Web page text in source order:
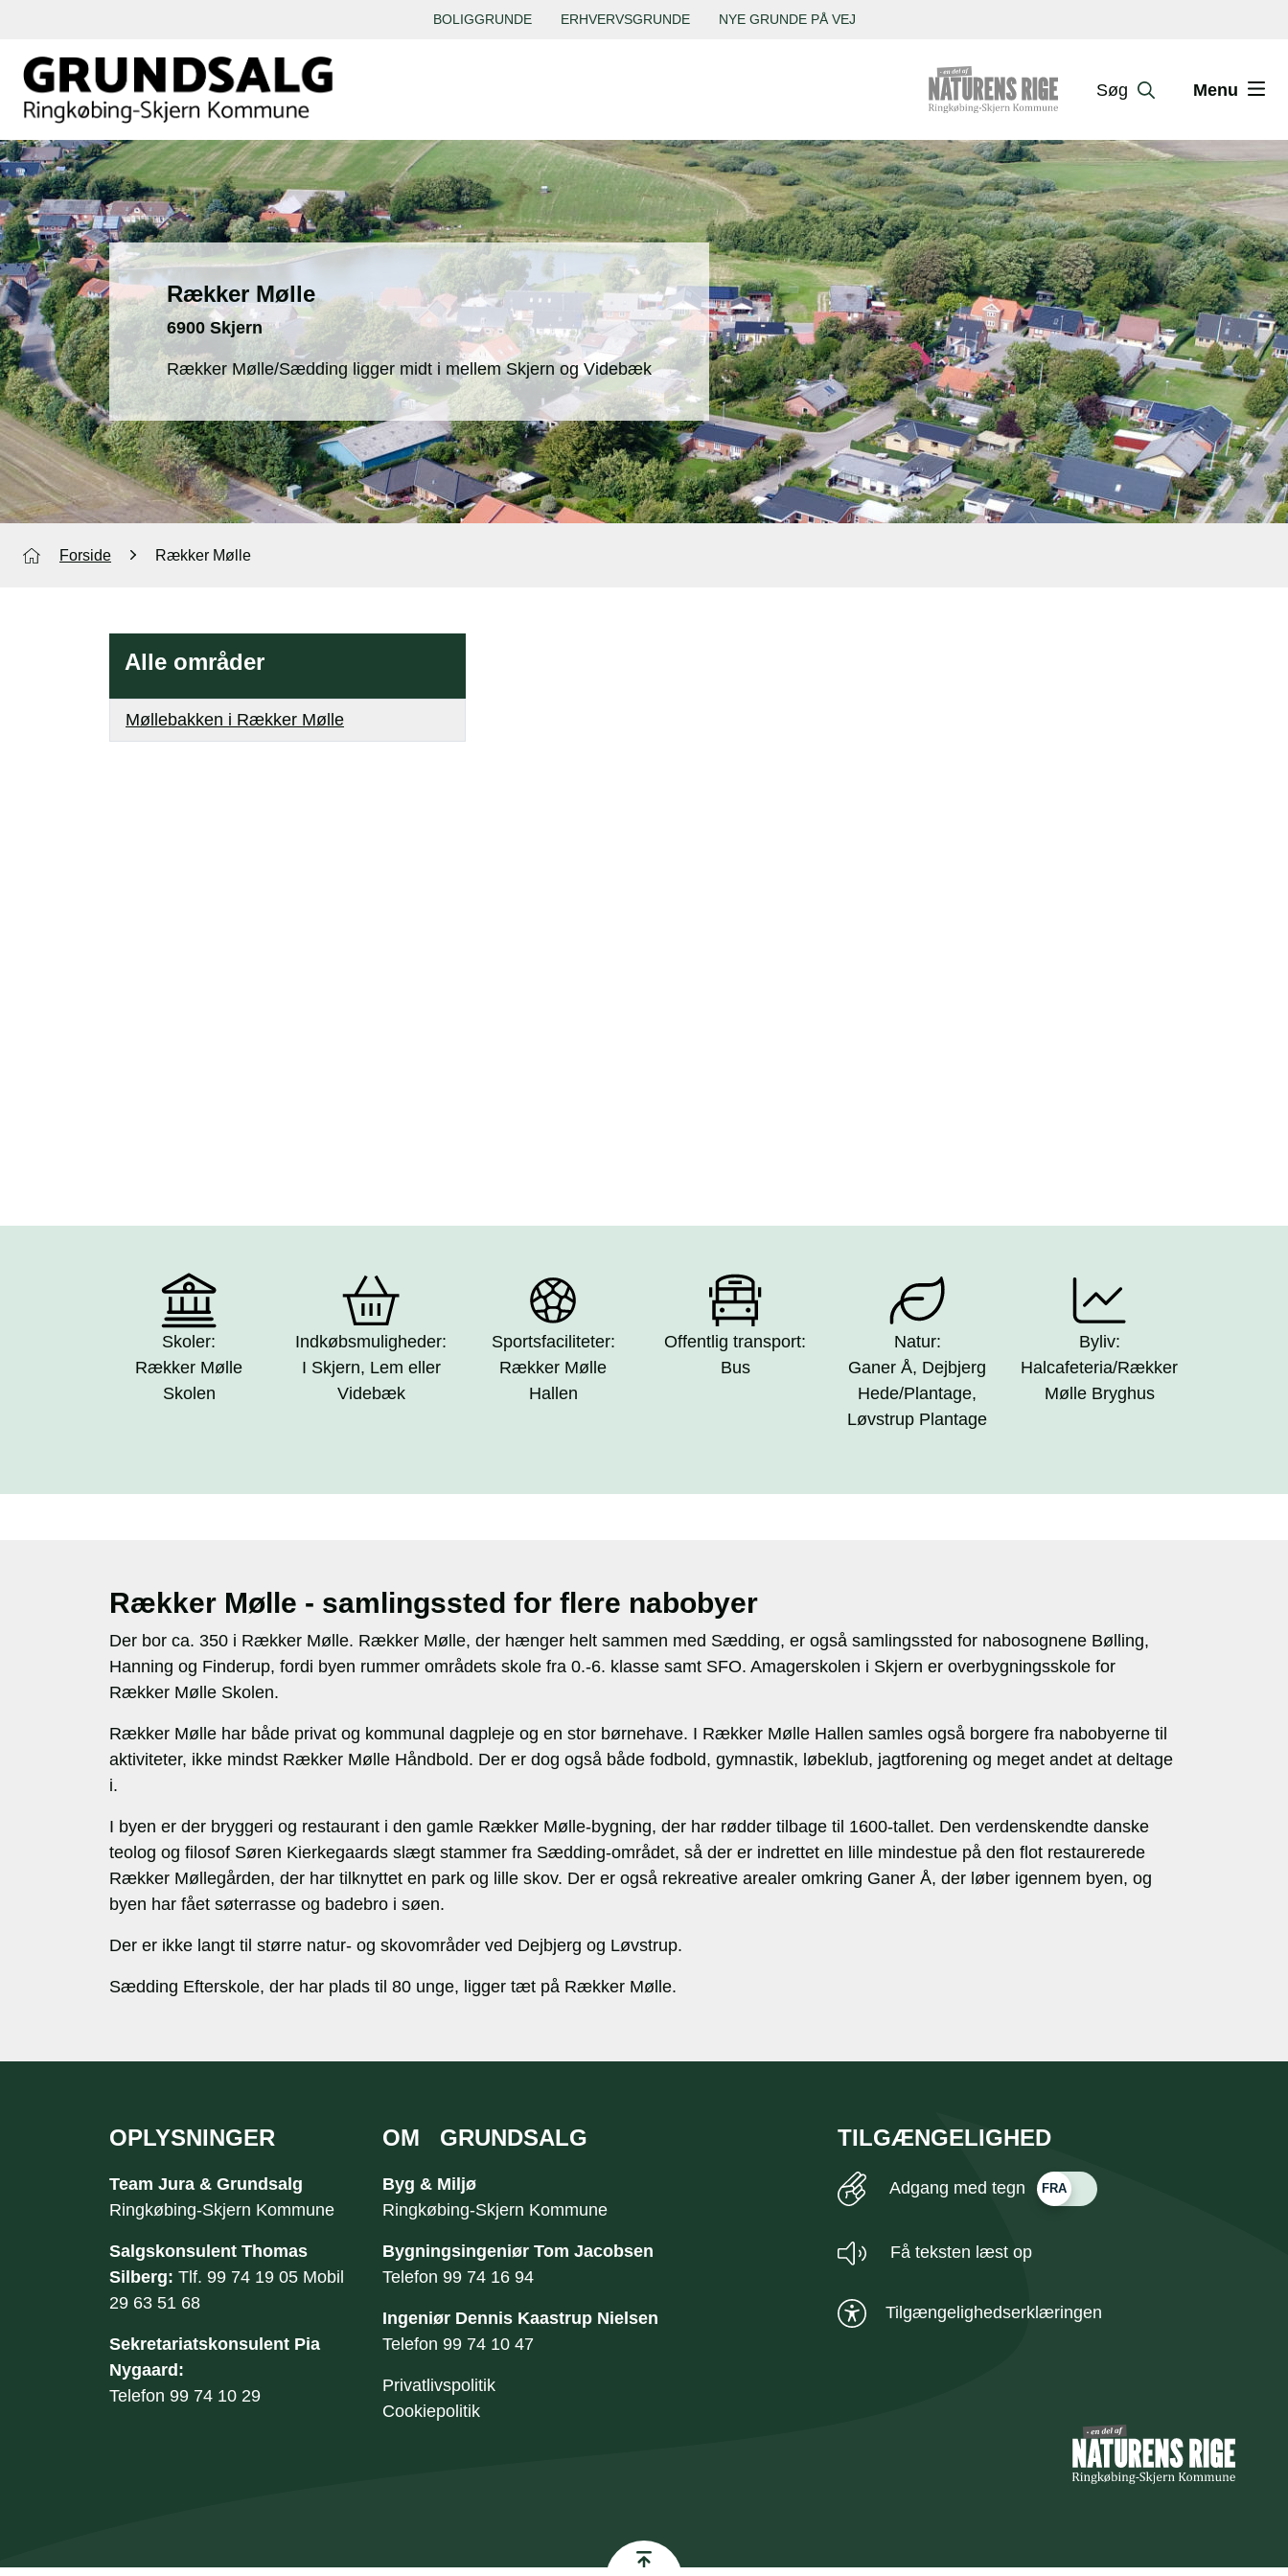
BOLIGGRUNDE ERHVERVSGRUNDE NYE GRUNDE PÅ VEJ
Søg Menu
Rækker Mølle
6900 Skjern
Rækker Mølle/Sædding ligger midt i mellem Skjern og Videbæk
Forside Rækker Mølle
Alle områder
Møllebakken i Rækker Mølle
Skoler:
Rækker Mølle
Skolen
Indkøbsmuligheder:
I Skjern, Lem eller
Videbæk
Sportsfaciliteter:
Rækker Mølle
Hallen
Offentlig transport:
Bus
Natur:
Ganer Å, Dejbjerg
Hede/Plantage,
Løvstrup Plantage
Byliv:
Halcafeteria/Rækker
Mølle Bryghus
Rækker Mølle - samlingssted for flere nabobyer
Der bor ca. 350 i Rækker Mølle. Rækker Mølle, der hænger helt sammen med Sædding, er også samlingssted for nabosognene Bølling,
Hanning og Finderup, fordi byen rummer områdets skole fra 0.-6. klasse samt SFO. Amagerskolen i Skjern er overbygningsskole for
Rækker Mølle Skolen.
Rækker Mølle har både privat og kommunal dagpleje og en stor børnehave. I Rækker Mølle Hallen samles også borgere fra nabobyerne til
aktiviteter, ikke mindst Rækker Mølle Håndbold. Der er dog også både fodbold, gymnastik, løbeklub, jagtforening og meget andet at deltage
i.
I byen er der bryggeri og restaurant i den gamle Rækker Mølle-bygning, der har rødder tilbage til 1600-tallet. Den verdenskendte danske
teolog og filosof Søren Kierkegaards slægt stammer fra Sædding-området, så der er indrettet en lille mindestue på den flot restaurerede
Rækker Møllegården, der har tilknyttet en park og lille skov. Der er også rekreative arealer omkring Ganer Å, der løber igennem byen, og
byen har fået søterrasse og badebro i søen.
Der er ikke langt til større natur- og skovområder ved Dejbjerg og Løvstrup.
Sædding Efterskole, der har plads til 80 unge, ligger tæt på Rækker Mølle.
OPLYSNINGER
Team Jura & Grundsalg
​Ringkøbing-Skjern Kommune
Salgskonsulent Thomas
Silberg: ​ Tlf. 99 74 19 05 Mobil
29 63 51 68
Sekretariatskonsulent Pia
Nygaard:
​Telefon 99 74 10 29
OM GRUNDSALG
Byg & Miljø
Ringkøbing-Skjern Kommune
Bygningsingeniør Tom Jacobsen
Telefon 99 74 16 94
Ingeniør Dennis Kaastrup Nielsen
​Telefon 99 74 10 47
Privatlivspolitik
Cookiepolitik
TILGÆNGELIGHED
Adgang med tegn
Få teksten læst op
Tilgængelighedserklæringen